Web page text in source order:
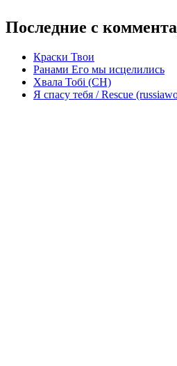
Последние с
Краски Твои
Ранами Его мы исцелились
Хвала Тобі (СН)
Я спасу тебя / Rescue